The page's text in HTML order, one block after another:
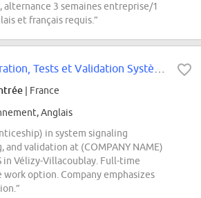
alternance 3 semaines entreprise/1
et français requis.”
| France
Anglais
in system signaling
validation at (COMPANY NAME)
in Vélizy-Villacoublay. Full-time
option. Company emphasizes